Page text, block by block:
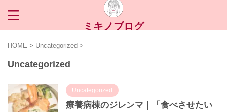
ミキノブログ
HOME > Uncategorized >
Uncategorized
Uncategorized
療養病棟のジレンマ｜「食べさせたい